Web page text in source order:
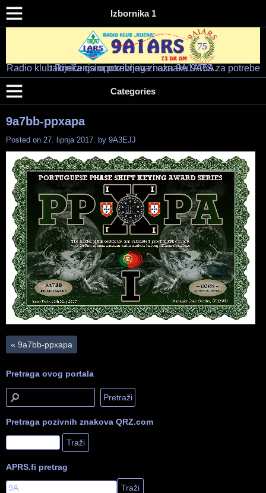
Izbornika 1
Radio klub "RIJEKA" – 9A1ARS – 9A5A
HAM RADIO KLUB RIJEKA
Radio klub Rijeka osim pozivnog znaka 9A1ARS za potrebe takmičenja upotrebljava i oznaku 9A5A.
Categories
9a7bb-ppxapa
Posted on 27. lipnja 2017. by 9A3EJJ
« 9a7bb-ppxapa
Pretraga ovog portala
Pretraga pozivnih znakova QRZ.com
APRS.fi pretrag